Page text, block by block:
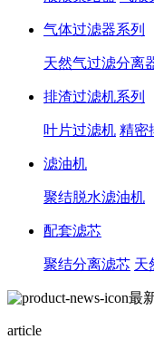
气体过滤器系列
天然气过滤分离
排渣过滤机系列
叶片过滤机 精密
滤油机
聚结脱水滤油机
配套滤芯
聚结分离滤芯 天
最
article